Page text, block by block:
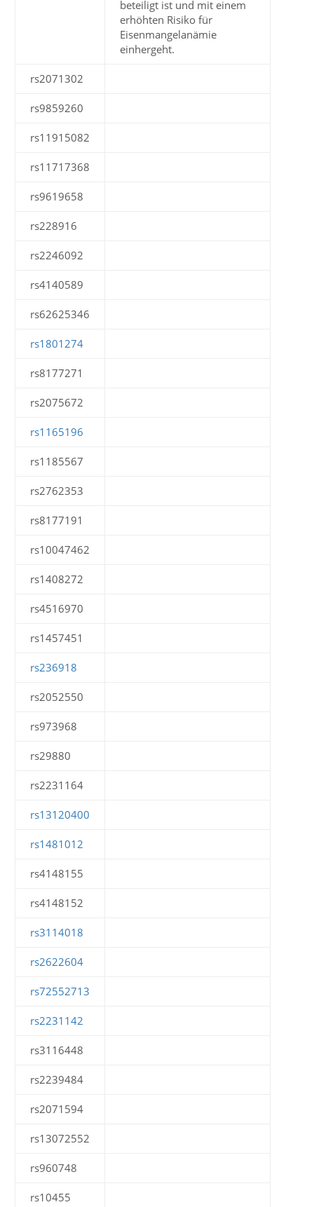
beteiligt ist und mit einem
erhöhten Risiko für
Eisenmangelanämie
einhergeht.
rs2071302
rs9859260
rs11915082
rs11717368
rs9619658
rs228916
rs2246092
rs4140589
rs62625346
rs1801274
rs8177271
rs2075672
rs1165196
rs1185567
rs2762353
rs8177191
rs10047462
rs1408272
rs4516970
rs1457451
rs236918
rs2052550
rs973968
rs29880
rs2231164
rs13120400
rs1481012
rs4148155
rs4148152
rs3114018
rs2622604
rs72552713
rs2231142
rs3116448
rs2239484
rs2071594
rs13072552
rs960748
rs10455